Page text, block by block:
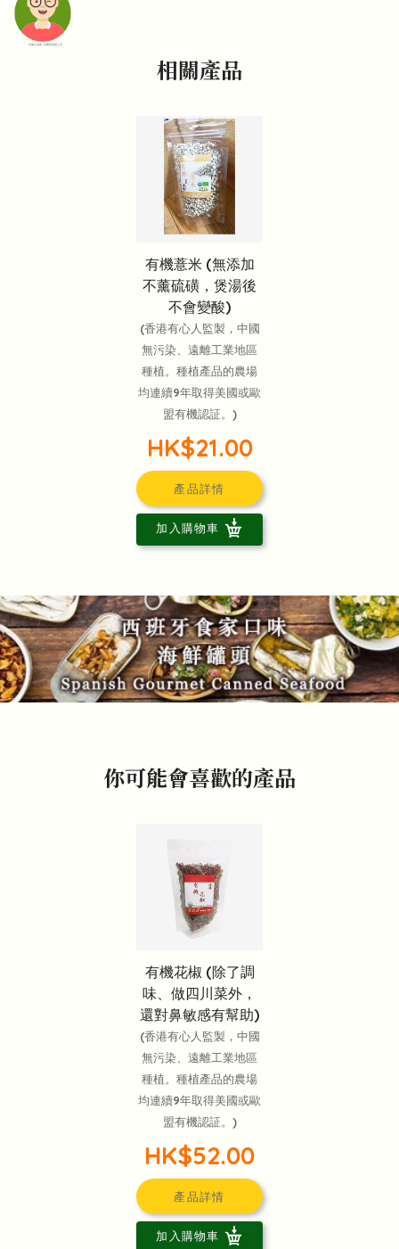
頭像生成器: 快樂家庭網上店
相關產品
有機薏米 (無添加
不薰硫磺，煲湯後
不會變酸)
(香港有心人監製，中國
無污染、遠離工業地區
種植。種植產品的農場
均連續9年取得美國或歐
盟有機認証。)
HK$21.00
產品詳情
加入購物車
你可能會喜歡的產品
有機花椒 (除了調
味、做四川菜外，
還對鼻敏感有幫助)
(香港有心人監製，中國
無污染、遠離工業地區
種植。種植產品的農場
均連續9年取得美國或歐
盟有機認証。)
HK$52.00
產品詳情
加入購物車